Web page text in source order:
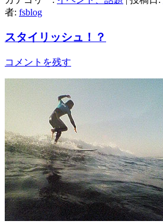
者: fsblog
スタイリッシュ！？
コメントを残す